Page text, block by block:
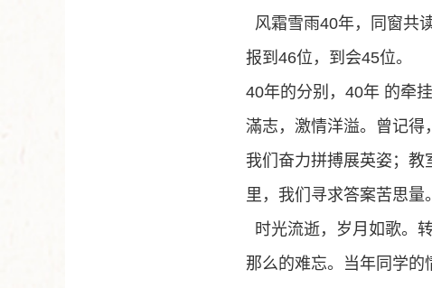
风霜雪雨40年，同窗共
报到 46位，到会45位。
40年的分别， 40年 的牵
滿志，激情洋溢。曾记得
我们奋力拼搏展英姿；
里，我们寻求答案苦思量
时光流逝，岁月如歌。
那么的难忘。当年同学